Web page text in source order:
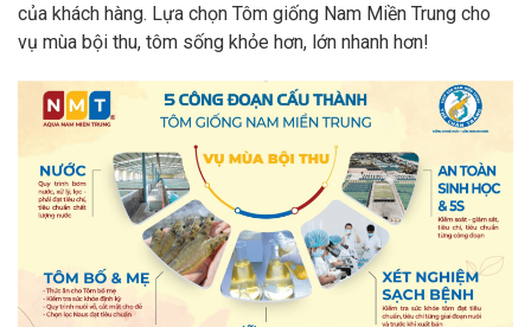
của khách hàng. Lựa chọn Tôm giống Nam Miền Trung cho
vụ mùa bội thu, tôm sống khỏe hơn, lớn nhanh hơn!